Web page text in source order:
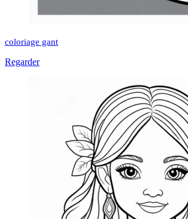
coloriage gant
Regarder